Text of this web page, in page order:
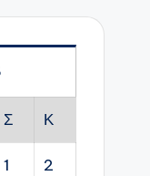
Σ Κ
1 2